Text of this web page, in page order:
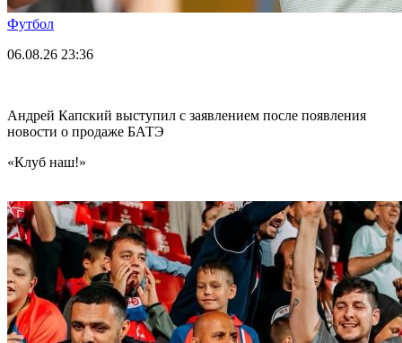
Футбол
06.08.26 23:36
Андрей Капский выступил с заявлением после появления
новости о продаже БАТЭ
«Клуб наш!»